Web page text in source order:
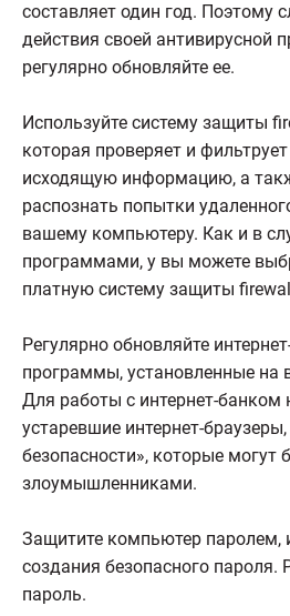
составляет один год. Поэтому
действия своей антивирусной
регулярно обновляйте ее.
Используйте систему защиты
которая проверяет и
исходящую информацию, а
распознать попытки
вашему компьютеру. Как и в
программами, у вы можете
платную систему защиты
Регулярно обновляйте
программы, установленные на
Для работы с интернет-банком
устаревшие интернет-
безопасности», которые могут
злоумышленниками.
Защитите компьютер паролем,
создания безопасного пароля.
пароль.